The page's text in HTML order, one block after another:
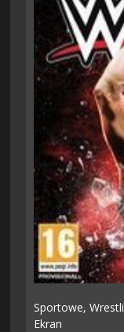
Sportowe,
Ekran